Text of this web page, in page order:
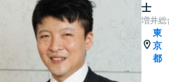
士
増井総
東
京
都